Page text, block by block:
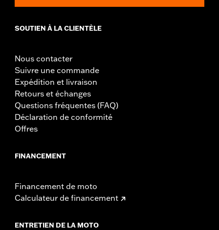
SOUTIEN À LA CLIENTÈLE
Nous contacter
Suivre une commande
Expédition et livraison
Retours et échanges
Questions fréquentes (FAQ)
Déclaration de conformité
Offres
FINANCEMENT
Financement de moto
Calculateur de financement
ENTRETIEN DE LA MOTO